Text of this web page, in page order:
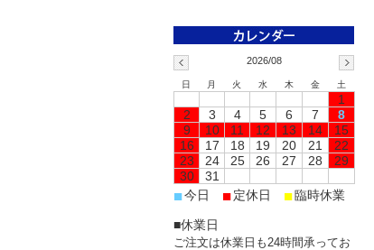
2026/08
日 月 火 水 木 金 土
1
2
3 4 5 6 7
8
9
10 11 12 13 14
15
16
17 18 19 20 21
22
23
24 25 26 27 28
29
30
31
■今日 ■定休日 ■臨時休業
■休業日
ご注文は休業日も24時間承ってお